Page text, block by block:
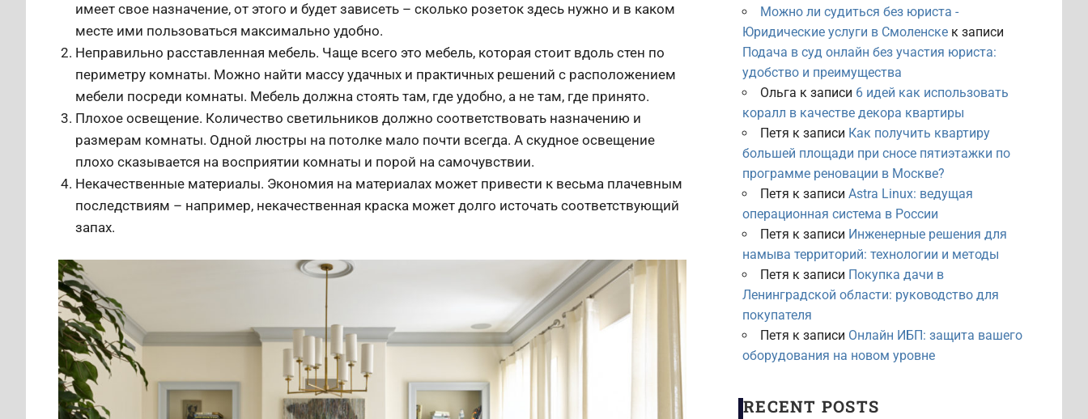
имеет свое назначение, от этого и будет зависеть – сколько розеток здесь нужно и в каком
месте ими пользоваться максимально удобно.
Неправильно расставленная мебель. Чаще всего это мебель, которая стоит вдоль стен по
периметру комнаты. Можно найти массу удачных и практичных решений с расположением
мебели посреди комнаты. Мебель должна стоять там, где удобно, а не там, где принято.
Плохое освещение. Количество светильников должно соответствовать назначению и
размерам комнаты. Одной люстры на потолке мало почти всегда. А скудное освещение
плохо сказывается на восприятии комнаты и порой на самочувствии.
Некачественные материалы. Экономия на материалах может привести к весьма плачевным
последствиям – например, некачественная краска может долго источать соответствующий
запах.
Можно ли судиться без юриста -
Юридические услуги в Смоленскек записи
Подача в суд онлайн без участия юриста:
удобство и преимущества
Ольга к записи 6 идей как использовать
коралл в качестве декора квартиры
Петя к записи Как получить квартиру
большей площади при сносе пятиэтажки по
программе реновации в Москве?
Петя к записи Astra Linux: ведущая
операционная система в России
Петя к записи Инженерные решения для
намыва территорий: технологии и методы
Петя к записи Покупка дачи в
Ленинградской области: руководство для
покупателя
Петя к записи Онлайн ИБП: защита вашего
оборудования на новом уровне
RECENT POSTS